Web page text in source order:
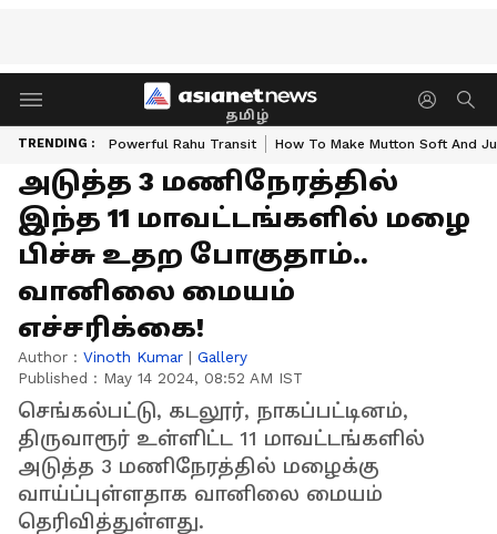
தமிழ்
TRENDING : Powerful Rahu Transit How To Make Mutton Soft And
அடுத்த 3 மணிநேரத்தில்
இந்த 11 மாவட்டங்களில் மழை
பிச்சு உதற போகுதாம்..
வானிலை மையம்
எச்சரிக்கை!
Author : Vinoth Kumar | Gallery
Published : May 14 2024, 08:52 AM IST
செங்கல்பட்டு, கடலூர், நாகப்பட்டினம்,
திருவாரூர் உள்ளிட்ட 11 மாவட்டங்களில்
அடுத்த 3 மணிநேரத்தில் மழைக்கு
வாய்ப்புள்ளதாக வானிலை மையம்
தெரிவித்துள்ளது.